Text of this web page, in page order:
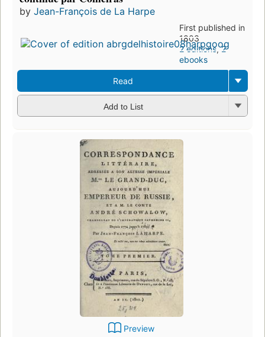
by Jean-François de La Harpe
First published in
1803
2 editions,2
ebooks
Read
Add to List
Preview